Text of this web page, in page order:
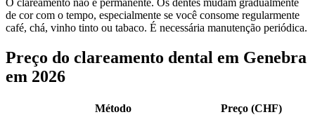
O clareamento não é permanente. Os dentes mudam gradualmente
de cor com o tempo, especialmente se você consome regularmente
café, chá, vinho tinto ou tabaco. É necessária manutenção periódica.
Preço do clareamento dental em Genebra
em 2026
Método
Preço (CHF)